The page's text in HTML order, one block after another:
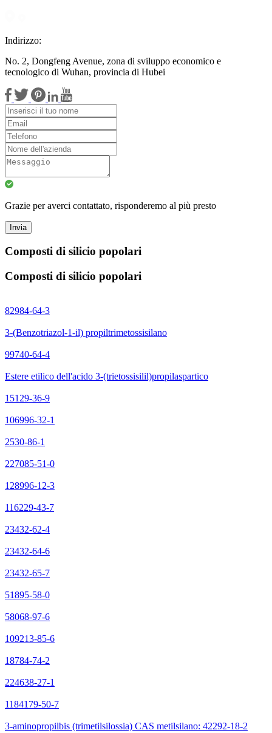
Indirizzo:
No. 2, Dongfeng Avenue, zona di sviluppo economico e
tecnologico di Wuhan, provincia di Hubei
Grazie per averci contattato, risponderemo al più presto
Invia
Composti di silicio popolari
Composti di silicio popolari
82984-64-3
3-(Benzotriazol-1-il) propiltrimetossisilano
99740-64-4
Estere etilico dell'acido 3-(trietossisilil)propilaspartico
15129-36-9
106996-32-1
2530-86-1
227085-51-0
128996-12-3
116229-43-7
23432-62-4
23432-64-6
23432-65-7
51895-58-0
58068-97-6
109213-85-6
18784-74-2
224638-27-1
1184179-50-7
3-aminopropilbis (trimetilsilossia) CAS metilsilano: 42292-18-2